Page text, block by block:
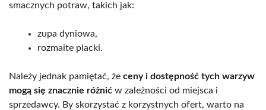
smacznych potraw, takich jak:
zupa dyniowa,
rozmaite placki.
Należy jednak pamiętać, że ceny i dostępność tych warzyw
mogą się znacznie różnić w zależności od miejsca i
sprzedawcy. By skorzystać z korzystnych ofert, warto na